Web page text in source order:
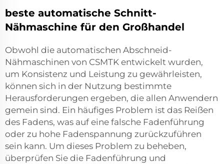
beste automatische Schnitt-
Nähmaschine für den Großhandel
Obwohl die automatischen Abschneid-
Nähmaschinen von CSMTK entwickelt wurden,
um Konsistenz und Leistung zu gewährleisten,
können sich in der Nutzung bestimmte
Herausforderungen ergeben, die allen Anwendern
gemein sind. Ein häufiges Problem ist das Reißen
des Fadens, was auf eine falsche Fadenführung
oder zu hohe Fadenspannung zurückzuführen
sein kann. Um dieses Problem zu beheben,
überprüfen Sie die Fadenführung und